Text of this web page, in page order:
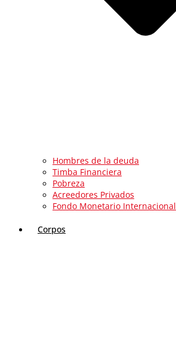
Hombres de la deuda
Timba Financiera
Pobreza
Acreedores Privados
Fondo Monetario Internacional
Corpos